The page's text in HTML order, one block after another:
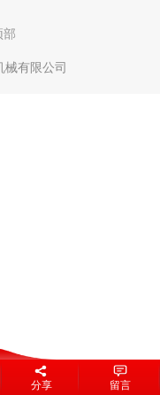
部
械有限公司
分享 留言